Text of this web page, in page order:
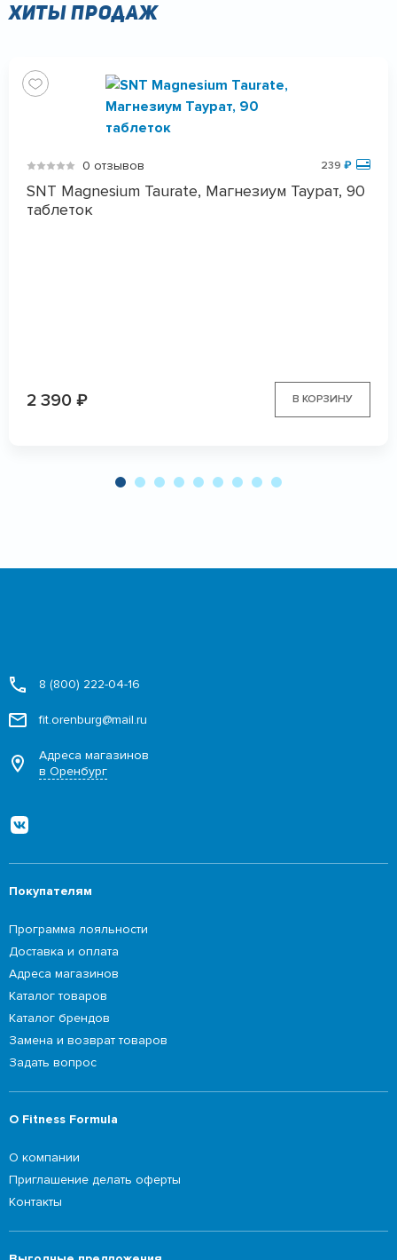
Хиты продаж
0 отзывов 239 ₽
SNT Magnesium Taurate, Магнезиум Таурат, 90
таблеток
2 390 ₽ В КОРЗИНУ
8 (800) 222-04-16
fit.orenburg@mail.ru
Адреса магазинов
в Оренбург
Покупателям
Программа лояльности
Доставка и оплата
Адреса магазинов
Каталог товаров
Каталог брендов
Замена и возврат товаров
Задать вопрос
О Fitness Formula
О компании
Приглашение делать оферты
Контакты